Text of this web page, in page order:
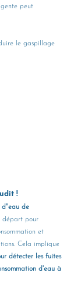
peut
le gaspillage
!
d''eau de
départ pour
et
Cela implique
détecter les fuites
d'eau à